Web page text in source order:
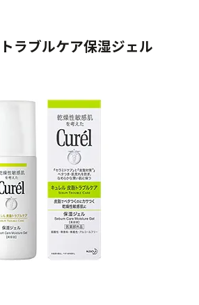
ラブルケア保湿ジェル